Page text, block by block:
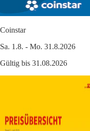
Coinstar
Sa. 1.8. - Mo. 31.8.2026
Gültig bis 31.08.2026